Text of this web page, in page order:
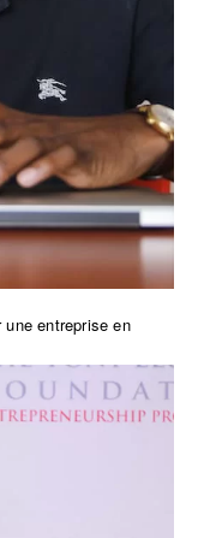
entreprise en